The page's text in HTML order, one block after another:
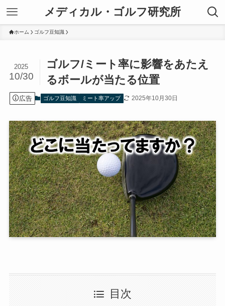
メディカル・ゴルフ研究所
ホーム ゴルフ豆知識
ゴルフ/ミート率に影響をあたえ
るボールが当たる位置
2025
10/30
広告 ゴルフ豆知識 ミート率アップ 2025年10月30日
目次